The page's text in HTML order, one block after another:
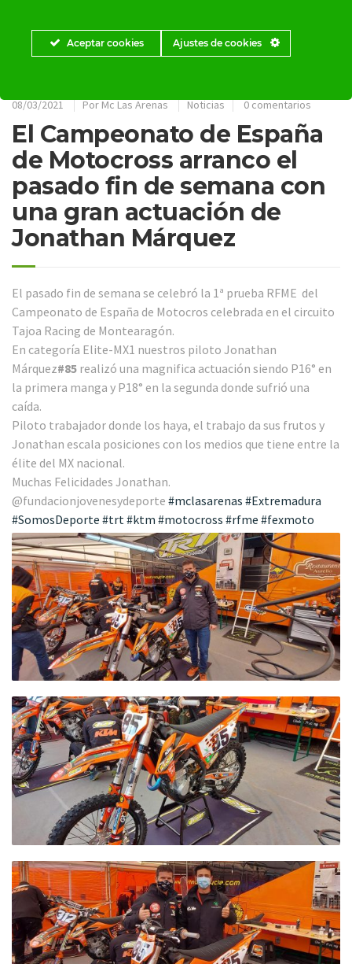
08/03/2021 PorMc Las Arenas Noticias 0 comentarios
El Campeonato de España
de Motocross arranco el
pasado fin de semana con
una gran actuación de
Jonathan Márquez
El pasado fin de semana se celebró la 1ª prueba RFME del
Campeonato de España de Motocros celebrada en el circuito
Tajoa Racing de Montearagón.
En categoría Elite-MX1 nuestros piloto Jonathan
Márquez#85 realizó una magnifica actuación siendo P16° en
la primera manga y P18° en la segunda donde sufrió una
caída.
Piloto trabajador donde los haya, el trabajo da sus frutos y
Jonathan escala posiciones con los medios que tiene entre la
élite del MX nacional.
Muchas Felicidades Jonathan.
@fundacionjovenesydeporte #mclasarenas #Extremadura
#SomosDeporte #trt#ktm #motocross #rfme #fexmoto
Aceptar cookies Ajustes de cookies